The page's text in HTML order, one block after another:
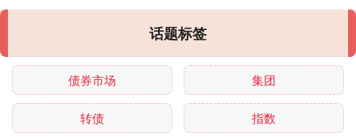
话题标签
债券市场 集团
转债 指数